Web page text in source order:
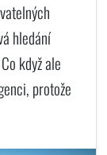
hledání
když ale
protože